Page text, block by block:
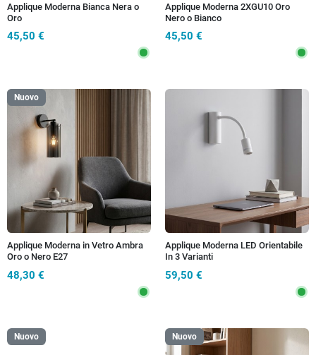
Applique Moderna Bianca Nera o
Oro
45,50 €
Applique Moderna 2XGU10 Oro
Nero o Bianco
45,50 €
Nuovo
Applique Moderna in Vetro Ambra
Oro o Nero E27
48,30 €
Applique Moderna LED Orientabile
In 3 Varianti
59,50 €
Nuovo Nuovo